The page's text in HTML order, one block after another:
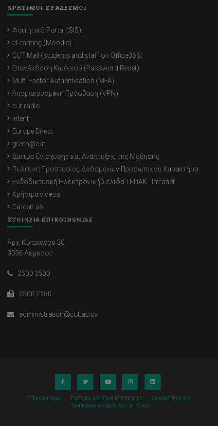
ΧΡΗΣΙΜΟΙ ΣΥΝΔΕΣΜΟΙ
Φοιτητικό Portal (SIS)
eLearning (Moodle)
CUT Mail (students and staff on Office365)
Επανέκδοση Κωδικού (Password Reset)
Multi Factor Authentication (MFA)
Απομακρυσμένη Πρόσβαση (VPN)
cut-radio
Intent
Europe Direct
green@cut
Δίκτυο Ενίσχυσης και Ανάπτυξης της Μάθησης
Πολιτική Προστασίας Δεδομένων Προσωπικού Χαρακτήρα
Ενδοδικτυακή Ηλεκτρονική Σελίδα ΤΕΠΑΚ - Intranet
Χρήσιμα videos
CareerLab
ΣΤΟΙΧΕΙΑ ΕΠΙΚΟΙΝΩΝΙΑΣ
Αρχ. Κυπριανού 30
3036 Λεμεσός
2500 2500
2500 2750
administration@cut.ac.cy
ΕΠΙΚΟΙΝΩΝΊΑ ΣΧΕΤΙΚΆ ΜΕ ΤΟΝ ΙΣΤΌΤΟΠΟ
COOKIE POLICY
ΨΗΦΙΑΚΆ ΑΡΧΕΊΑ ΛΟΓΌΤΥΠΟΥ